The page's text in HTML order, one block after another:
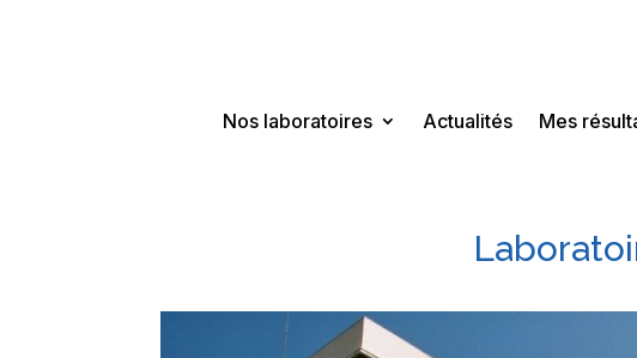
Nos laboratoires Actualités Mes